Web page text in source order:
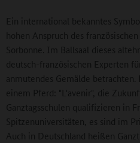
Ein international bekanntes
hohen Anspruch des
Sorbonne. Im Ballsaal dieses
deutsch-französischen Experten
anmutendes Gemälde
einem Pferd: "L'avenir", die
Ganztagsschulen qualifizieren in
Spitzenuniversitäten, es sind im
Auch in Deutschland heißen